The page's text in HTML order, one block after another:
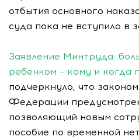
отбытия основного
суда пока не вступило в
Заявление Минтруда:
ребенком – кому и когда
подчеркнуло, что
Федерации
позволяющий новым
пособие по временной